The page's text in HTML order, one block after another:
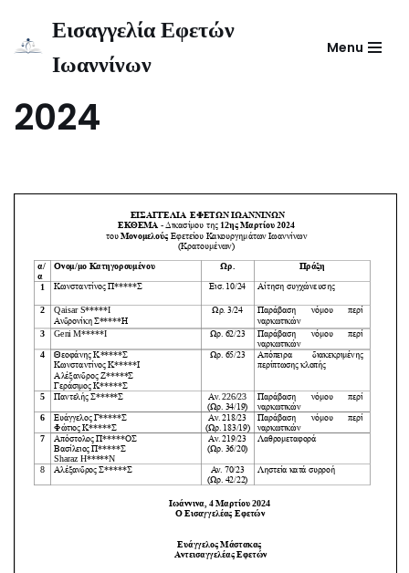
Μεταπηδήστε
Εισαγγελία Εφετών
Ιωαννίνων
Menu
Έκθεμα ΜΕΚ 12-3-
2024